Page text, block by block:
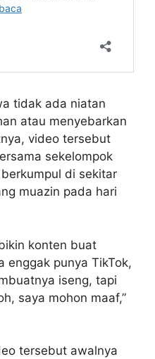
tidak ada niatan
atau menyebarkan
video tersebut
sekelompok
di sekitar
muazin pada hari
konten buat
enggak punya TikTok,
iseng, tapi
saya mohon maaf,”
tersebut awalnya